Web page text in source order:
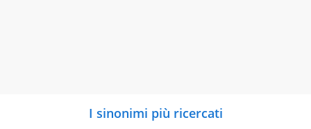
I sinonimi più ricercati